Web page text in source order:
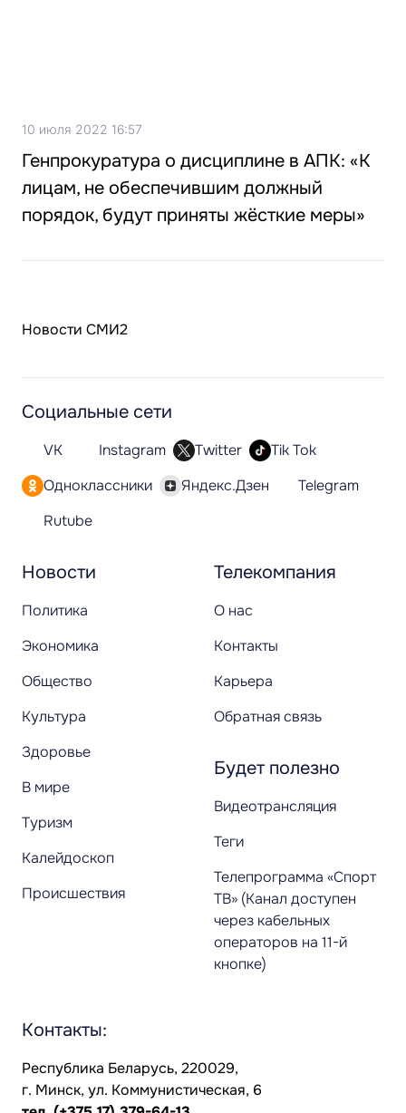
10 июля 2022 16:57
Генпрокуратура о дисциплине в АПК: «К
лицам, не обеспечившим должный
порядок, будут приняты жёсткие меры»
Новости СМИ2
Новости
Политика
Экономика
Общество
Культура
Здоровье
В мире
Туризм
Калейдоскоп
Происшествия
Телекомпания
О нас
Контакты
Карьера
Обратная связь
Будет полезно
Видеотрансляция
Теги
Телепрограмма «Спорт
ТВ» (Канал доступен
через кабельных
операторов на 11-й
кнопке)
Социальные сети
VK Instagram Twitter
Tik Tok
Одноклассники
Яндекс.Дзен
Telegram
Rutube
Контакты:
Республика Беларусь, 220029,
г. Минск, ул. Коммунистическая, 6